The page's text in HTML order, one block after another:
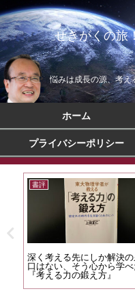
せきがくの旅
悩みは成長の源、考え
ホーム
プライバシーポリシー
書評
深く考える先にしか解決
口はない、そう心から学べ
『考える力の鍛え方』